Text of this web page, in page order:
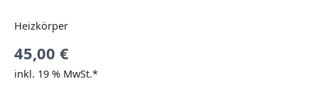
Heizkörper
45,00 €
inkl. 19 % MwSt.*